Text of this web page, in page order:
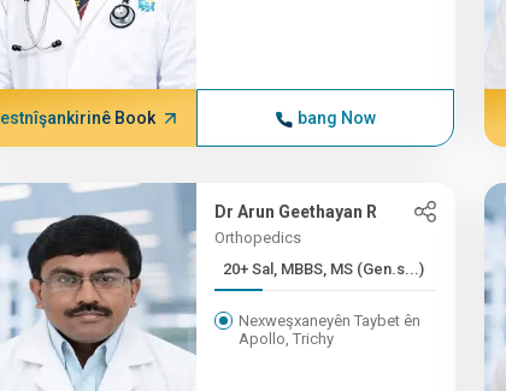
Book bang Now
Dr Arun Geethayan R
Orthopedics
20+ Sal, MBBS, MS (Gen.s...)
Nexweşxaneyên Taybet ên
Apollo, Trichy